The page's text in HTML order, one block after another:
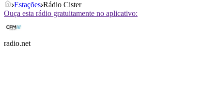
Estações Rádio Cister
Ouça esta rádio gratuitamente no aplicativo:
radio.net